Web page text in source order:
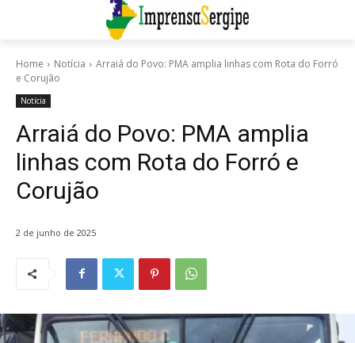
Home Notícia
Arraiá do Povo: PMA amplia linhas com Rota do Forró
e Corujão
Notícia
Arraiá do Povo: PMA amplia
linhas com Rota do Forró e
Corujão
2 de junho de 2025